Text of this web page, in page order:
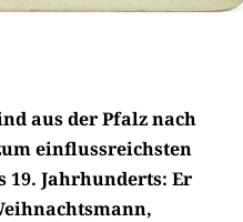
aus der Pfalz nach
einflussreichsten
19. Jahrhunderts: Er